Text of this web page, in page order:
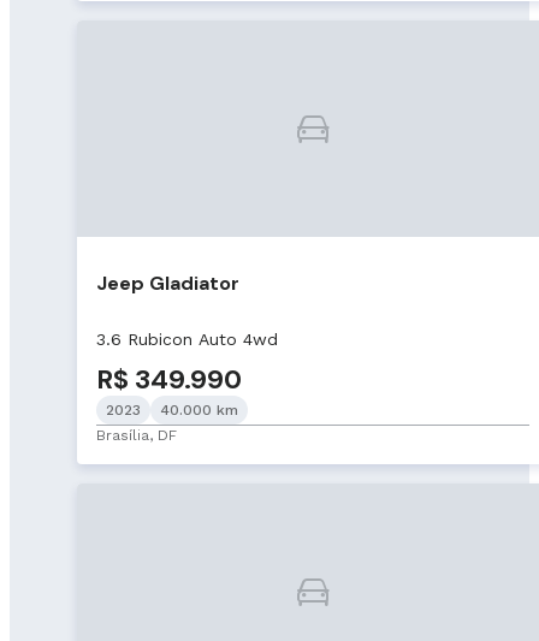
Jeep Gladiator
3.6 Rubicon Auto 4wd
R$ 349.990
2023
40.000 km
Brasília, DF